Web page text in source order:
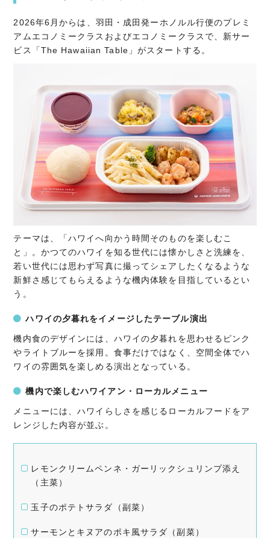
2026年6月からは、羽田・成田発ーホノルル行便のプレミ
アムエコノミークラスおよびエコノミークラスで、新サー
ビス「The Hawaiian Table」がスタートする。
テーマは、「ハワイへ向かう時間そのものを楽しむこ
と」。かつてのハワイを知る世代には懐かしさと洗練を、
若い世代には思わず写真に撮ってシェアしたくなるような
新鮮さ感じてもらえるような機内体験を目指しているとい
う。
ハワイの夕暮れをイメージしたテーブル演出
機内食のデザインには、ハワイの夕暮れを思わせるピンク
やライトブルーを採用。食事だけではなく、空間全体でハ
ワイの雰囲気を楽しめる演出となっている。
機内で楽しむハワイアン・ローカルメニュー
メニューには、ハワイらしさを感じるローカルフードをア
レンジした内容が並ぶ。
レモンクリームペンネ・ガーリックシュリンプ添え
（主菜）
玉子のポテトサラダ（副菜）
サーモンとキヌアのポキ風サラダ（副菜）